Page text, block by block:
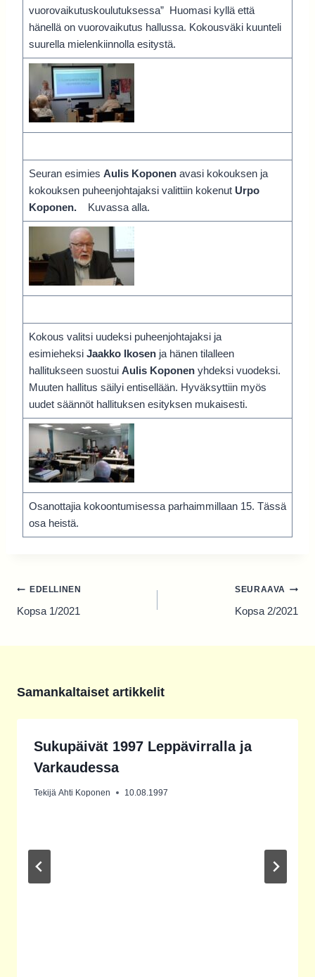
vuorovaikutuskoulutuksessa” Huomasi kyllä että
hänellä on vuorovaikutus hallussa. Kokousväki kuunteli
suurella mielenkiinnolla esitystä.
Seuran esimies Aulis Koponenavasi kokouksen ja
kokouksen puheenjohtajaksi valittiin kokenut Urpo
Koponen. Kuvassa alla.
Kokous valitsi uudeksi puheenjohtajaksi ja
esimieheksi Jaakko Ikosen ja hänen tilalleen
hallitukseen suostui Aulis Koponen yhdeksi vuodeksi.
Muuten hallitus säilyi entisellään. Hyväksyttiin myös
uudet säännöt hallituksen esityksen mukaisesti.
Osanottajia kokoontumisessa parhaimmillaan 15. Tässä
osa heistä.
Artikkelien
selaus
EDELLINEN
Kopsa 1/2021
SEURAAVA
Kopsa 2/2021
Samankaltaiset artikkelit
Sukupäivät 1997 Leppävirralla ja
Varkaudessa
Tekijä Ahti Koponen 10.08.1997